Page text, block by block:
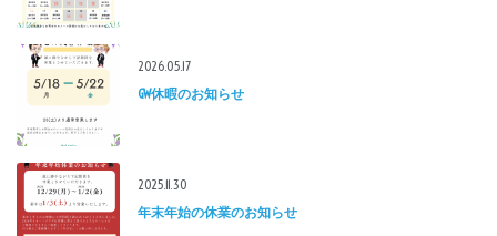
2026.05.17
GW休暇のお知らせ
2025.11.30
年末年始の休業のお知らせ